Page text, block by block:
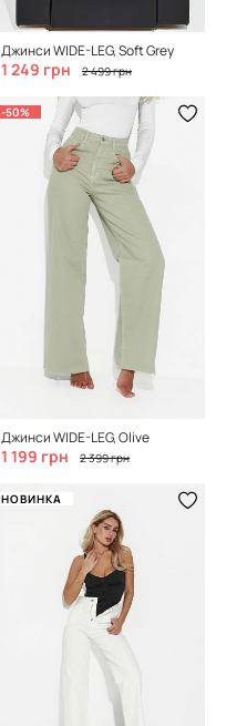
Джинси WIDE-LEG, Soft Grey
1 249 грн 2 499 грн
-50%
Джинси WIDE-LEG, Olive
1 199 грн 2 399 грн
НОВИНКА